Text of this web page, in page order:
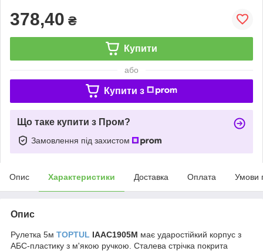
378,40 ₴
Купити
або
Купити з
Що таке купити з Пром?
Замовлення під захистом
Опис Характеристики Доставка Оплата Умови
Опис
Рулетка 5м TOPTUL IAAC1905M має ударостійкий корпус з
АБС-пластику з м'якою ручкою. Сталева стрічка покрита